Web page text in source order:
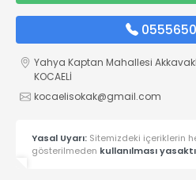
Yahya Kaptan Mahallesi
KOCAELİ
kocaelisokak@gmail.com
Yasal Uyarı: Sitemizdeki içeriklerin
gösterilmeden kullanılması